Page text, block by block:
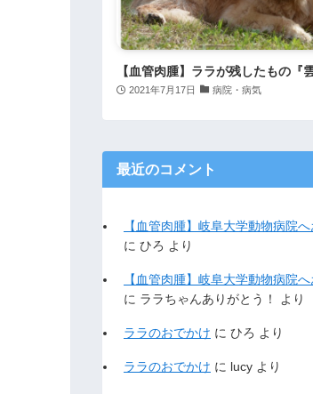
【血管肉腫】ララが残したもの『
2021年7月17日 病院・病気
最近のコメント
【血管肉腫】岐阜大学動物病院
に ひろ より
【血管肉腫】岐阜大学動物病院
に ララちゃんありがとう！ より
ララのおでかけ に ひろ より
ララのおでかけ に lucy より